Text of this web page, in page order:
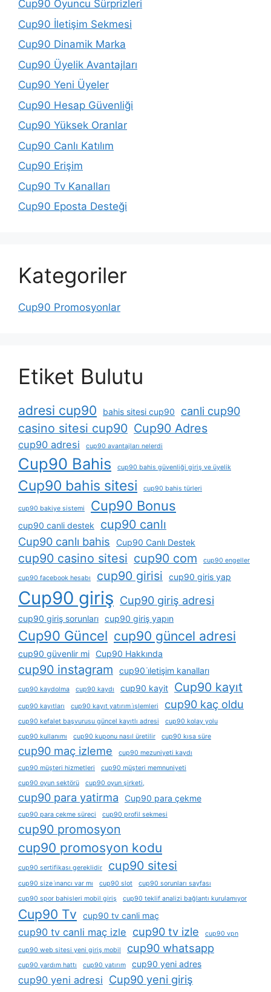
Cup90 Oyuncu Sürprizleri
Cup90 İletişim Sekmesi
Cup90 Dinamik Marka
Cup90 Üyelik Avantajları
Cup90 Yeni Üyeler
Cup90 Hesap Güvenliği
Cup90 Yüksek Oranlar
Cup90 Canlı Katılım
Cup90 Erişim
Cup90 Tv Kanalları
Cup90 Eposta Desteği
Kategoriler
Cup90 Promosyonlar
Etiket Bulutu
adresi cup90 bahis sitesi cup90 canli cup90
casino sitesi cup90 Cup90 Adres
cup90 adresi cup90 avantajları nelerdi
Cup90 Bahis cup90 bahis güvenliği giriş ve üyelik
Cup90 bahis sitesi cup90 bahis türleri
cup90 bakiye sistemi Cup90 Bonus
cup90 canli destek cup90 canlı
Cup90 canlı bahis Cup90 Canlı Destek
cup90 casino sitesi cup90 com cup90 engeller
cup90 facebook hesabı cup90 girisi cup90 giris yap
Cup90 giriş Cup90 giriş adresi
cup90 giriş sorunları cup90 giriş yapın
Cup90 Güncel cup90 güncel adresi
cup90 güvenlir mi Cup90 Hakkında
cup90 instagram cup90 i̇letişim kanalları
cup90 kaydolma cup90 kaydı cup90 kayit Cup90 kayıt
cup90 kayıtları cup90 kayıt yatırım i̇şlemleri cup90 kaç oldu
cup90 kefalet başvurusu güncel kayıtlı adresi
cup90 kolay yolu
cup90 kullanımı
cup90 kuponu nasıl üretilir cup90 kısa süre
cup90 maç izleme
cup90 mezuniyeti kaydı
cup90 müşteri hizmetleri
cup90 müşteri memnuniyeti
cup90 oyun sektörü
cup90 oyun şirketi,
cup90 para yatirma Cup90 para çekme
cup90 para çekme süreci cup90 profil sekmesi
cup90 promosyon
cup90 promosyon kodu
cup90 sertifikası gereklidir cup90 sitesi
cup90 size i̇nancı var mı cup90 slot
cup90 sorunları sayfası
cup90 spor bahisleri mobil giriş
cup90 teklif analizi bağlantı kurulamıyor
Cup90 Tv cup90 tv canli maç
cup90 tv canli maç izle cup90 tv izle cup90 vpn
cup90 web sitesi yeni giriş mobil cup90 whatsapp
cup90 yardım hattı cup90 yatırım cup90 yeni adres
cup90 yeni adresi Cup90 yeni giriş